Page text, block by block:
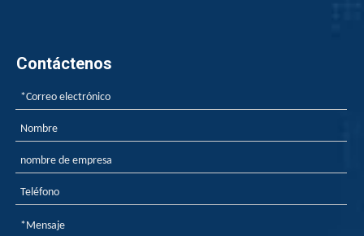
Contáctenos